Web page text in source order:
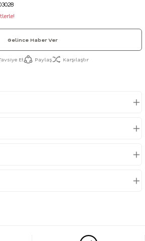
Gelince Haber Ver
Et Paylaş Karşılaştır